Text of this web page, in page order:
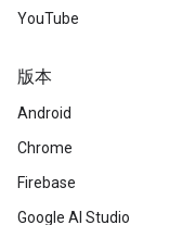
YouTube
版本
Android
Chrome
Firebase
Google AI Studio